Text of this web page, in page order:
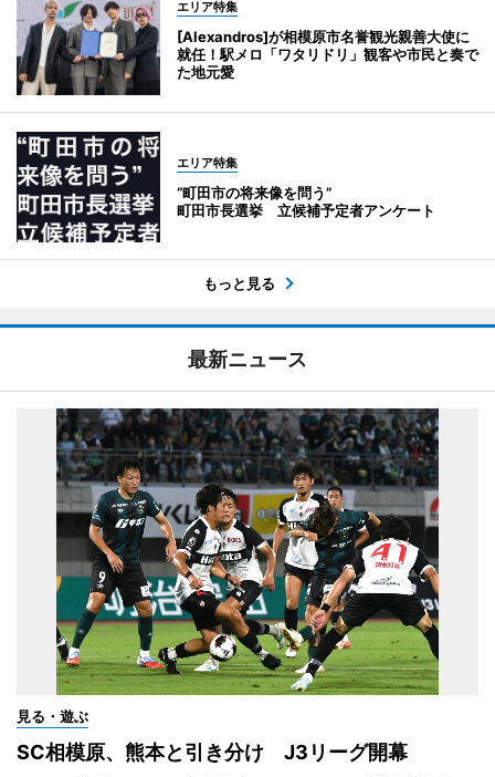
エリア特集
[Alexandros]が相模原市名誉観光親善大使に
就任！駅メロ「ワタリドリ」観客や市民と奏で
た地元愛
エリア特集
“町田市の将来像を問う”
町田市長選挙 立候補予定者アンケート
もっと見る
最新ニュース
見る・遊ぶ
SC相模原、熊本と引き分け J3リーグ開幕